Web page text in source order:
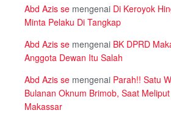
Abd Azis se mengenai Di Keroyok
Minta Pelaku Di Tangkap
Abd Azis se mengenai BK DPRD
Anggota Dewan Itu Salah
Abd Azis se mengenai Parah!! Satu
Bulanan Oknum Brimob, Saat
Makassar